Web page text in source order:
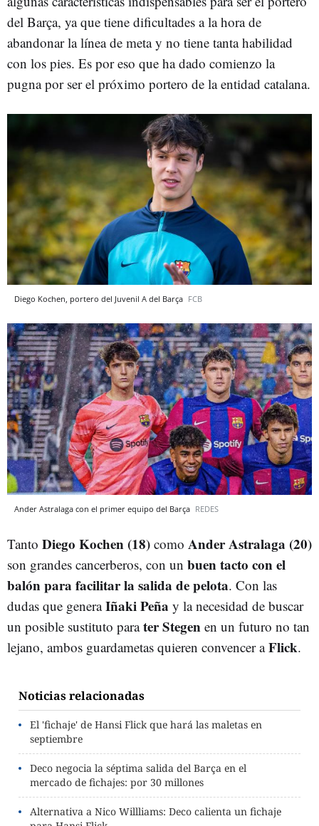
del Barça, ya que tiene dificultades a la hora de
abandonar la línea de meta y no tiene tanta habilidad
con los pies. Es por eso que ha dado comienzo la
pugna por ser el próximo portero de la entidad catalana.
Diego Kochen, portero del Juvenil A del Barça FCB
Ander Astralaga con el primer equipo del Barça REDES
Tanto Diego Kochen (18) como Ander Astralaga (20)
son grandes cancerberos, con un buen tacto con el
balón para facilitar la salida de pelota. Con las
dudas que generaIñaki Peña y la necesidad de buscar
un posible sustituto parater Stegen en un futuro no tan
lejano, ambos guardametas quieren convencer aFlick.
Noticias relacionadas
El 'fichaje' de Hansi Flick que hará las maletas en
septiembre
Deco negocia la séptima salida del Barça en el
mercado de fichajes: por 30 millones
Alternativa a Nico Willliams: Deco calienta un fichaje